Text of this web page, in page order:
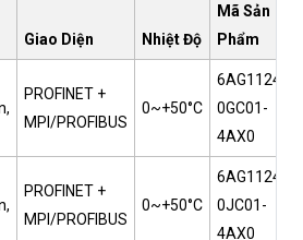
Giao Diện Nhiệt Độ
Mã Sản
Phẩm
PROFINET +
MPI/PROFIBUS
0~+50°C
6AG1124-
0GC01-
4AX0
PROFINET +
MPI/PROFIBUS
0~+50°C
6AG1124-
0JC01-
4AX0